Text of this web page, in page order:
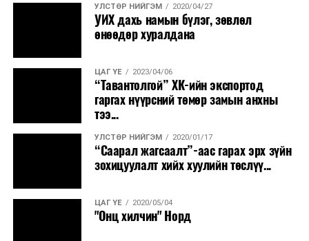
УЛСТӨР НИЙГЭМ 2020/04/27
УИХ дахь намын бүлэг, зөвлөл
өнөөдөр хуралдана
ЦАГ ҮЕ 2023/04/06
“Тавантолгой” ХК-ийн экспортод
гаргах нүүрсний төмөр замын анхны
тээ...
УЛСТӨР НИЙГЭМ 2020/01/17
“Саарал жагсаалт”-аас гарах эрх зүйн
зохицуулалт хийх хуулийн төслүү...
ЦАГ ҮЕ 2020/05/04
"Онц хилчин" Норд